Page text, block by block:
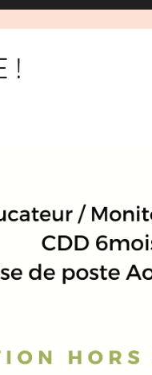
!